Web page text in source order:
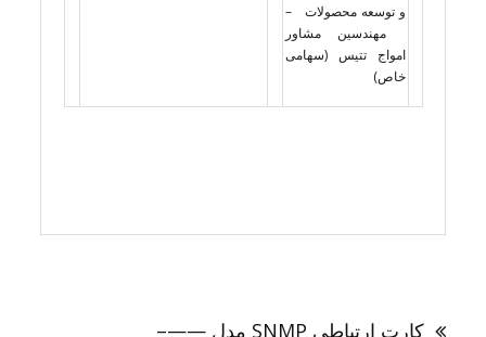
و توسعه محصولات –
مهندسین مشاور
امواج تتیس (سهامی
خاص)
نوشته
کارت ارتباطی SNMP مدل ——–